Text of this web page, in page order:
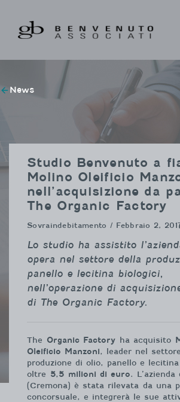
contenuto
News
Studio Benvenuto a
Molino Oleificio
nell’acquisizione da
The Organic Factory
Sovraindebitamento / Febbraio 2,
Lo studio ha assistito
opera nel settore della
panello e lecitina biologici,
nell’operazione di
di The Organic Factory.
The Organic Factory ha acquisito
Oleificio Manzoni, leader nel
produzione di olio, panello e
oltre 5,5 milioni di euro.
(Cremona) è stata rilevata da una
concorsuale, e integrerà le sue